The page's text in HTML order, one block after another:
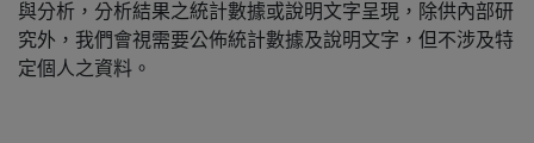
與分析，分析結果之統計數據或說明文字呈現，除供內部研
究外，我們會視需要公佈統計數據及說明文字，但不涉及特
定個人之資料。